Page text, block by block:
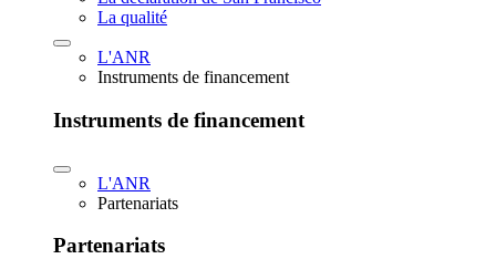
La qualité
L'ANR
Instruments de financement
Instruments de financement
L'ANR
Partenariats
Partenariats